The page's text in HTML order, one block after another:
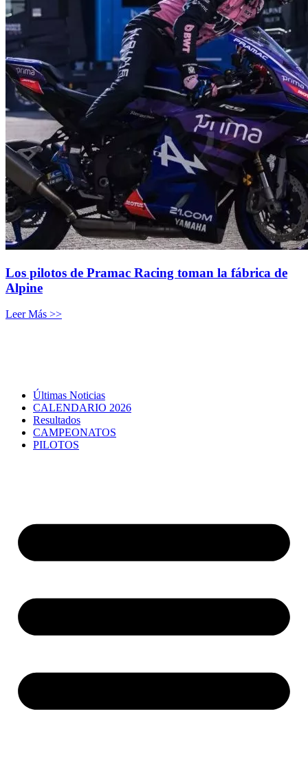
Los pilotos de Pramac Racing toman la fábrica de
Alpine
Leer Más >>
Últimas Noticias
CALENDARIO 2026
Resultados
CAMPEONATOS
PILOTOS